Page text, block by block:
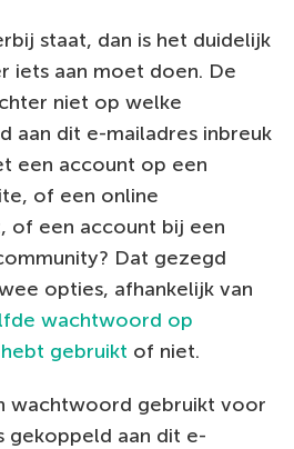
staat, dan is het duidelijk
iets aan moet doen. De
niet op welke
aan dit e-mailadres inbreuk
een account op een
of een online
of een account bij een
Dat gezegd
opties, afhankelijk van
wachtwoord op
gebruikt of niet.
wachtwoord gebruikt voor
gekoppeld aan dit e-